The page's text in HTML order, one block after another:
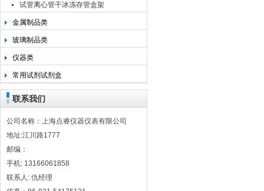
试管离心管干冰冻存管盒架
金属制品类
玻璃制品类
仪器类
常用试剂试剂盒
联系我们
公司名称：上海点睿仪器仪表有限公司
地址:江川路1777
邮编：
手机: 13166061858
联系人: 仇经理